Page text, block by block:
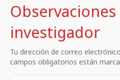
Observaciones
investigador
Tu dirección de correo
campos obligatorios están